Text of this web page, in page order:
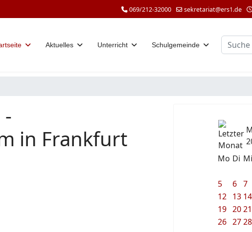
069/212-32000 sekretariat@ers1.de
Aktuelles Unterricht Schulgemeinde Suchen
in Frankfurt
Mo Di Mi
5
6 7
12 13 14
19 2021
26 2728